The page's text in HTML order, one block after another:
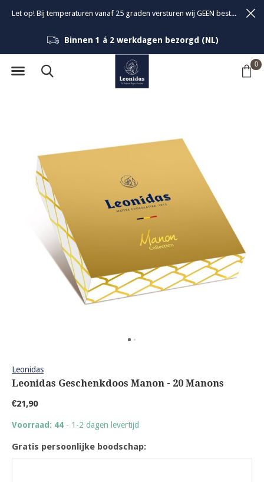
0
Binnen 1 á 2 werkdagen bezorgd (NL)
Let op! Bij temperaturen vanaf 25 graden versturen wij GEEN bestellingen om de kwaliteit van de bonbons te garanderen.
Leonidas
Leonidas Geschenkdoos Manon - 20 Manons
€21,90
Voorraad: 44 - 1-2 dagen levertijd
Gratis persoonlijke boodschap: